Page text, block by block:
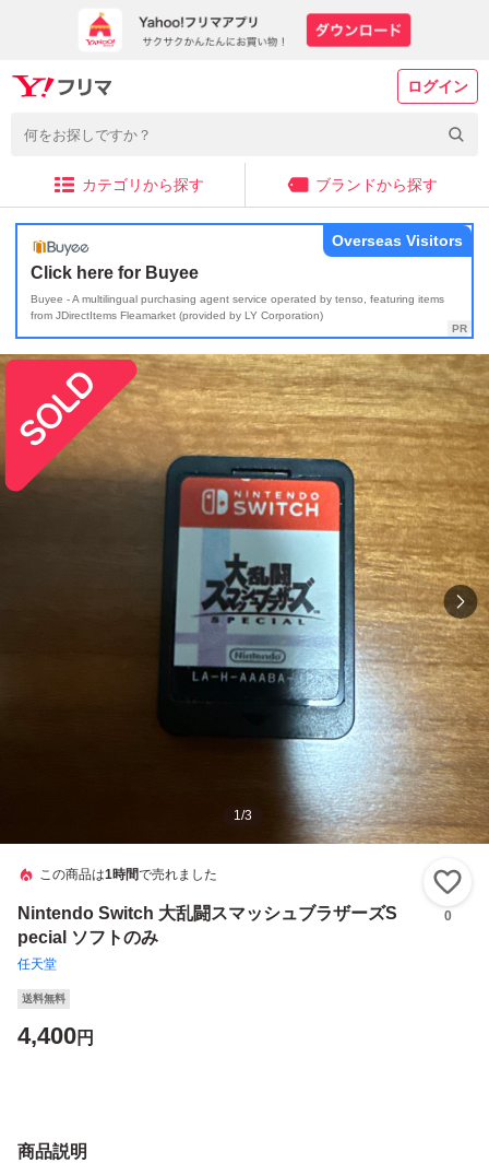
ログイン
カテゴリから探す ブランドから探す
Click here for Buyee
Buyee - A multilingual purchasing agent service operated by tenso, featuring items
from JDirectItems Fleamarket (provided by LY Corporation)
Overseas Visitors
1/3
この商品は1時間で売れました
Nintendo Switch 大乱闘スマッシュブラザーズS
pecial ソフトのみ
任天堂
0
送料無料
4,400円
商品説明